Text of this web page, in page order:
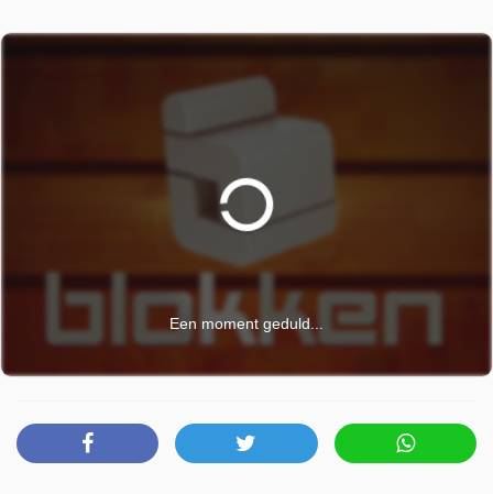
Een moment geduld...